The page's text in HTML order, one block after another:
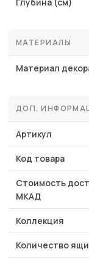
МАТЕРИАЛЫ
Материал
ДОП.
Артикул
Код товара
Стоимость
МКАД
Коллекция
Количество